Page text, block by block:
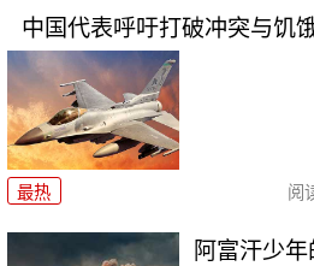
中国代表呼吁打破冲突与饥
最热 阅
阿富汗少年